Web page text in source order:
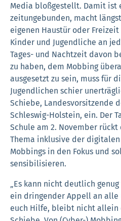
Media bloßgestellt. Damit ist
zeitungebunden, macht
eigenen Haustür oder
Kinder und Jugendliche an
Tages- und Nachtzeit davon
zu haben, dem Mobbing
ausgesetzt zu sein, muss für
Jugendlichen schier
Schiebe, Landesvorsitzende
Schleswig-Holstein, ein. Der
Schule am 2. November
Thema inklusive der digitalen
Mobbings in den Fokus und
sensibilisieren.
„Es kann nicht deutlich
ein dringender Appell an
euch Hilfe, bleibt nicht allein